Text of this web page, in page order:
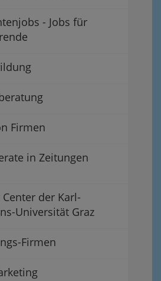
- Jobs für
Firmen
in Zeitungen
Center der Karl-
Universität Graz
Firmen